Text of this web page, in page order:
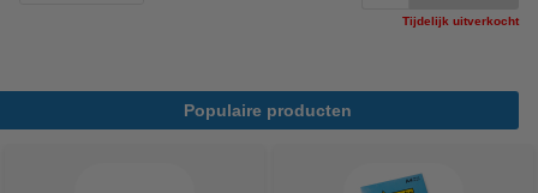
Tijdelijk uitverkocht
Populaire producten